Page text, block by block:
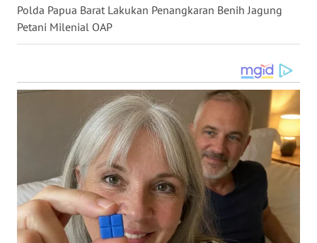
Polda Papua Barat Lakukan Penangkaran Benih Jagung
Petani Milenial OAP
WN
NUSANTARA
WN
JOGJA
WN
BALI
WN